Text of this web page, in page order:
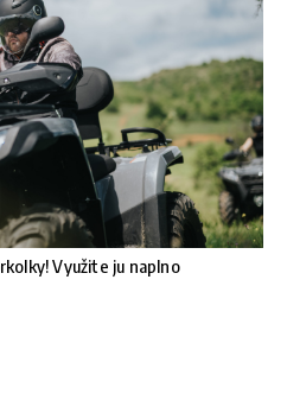
Využite ju naplno